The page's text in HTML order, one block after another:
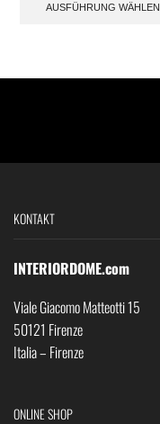
AUSFÜHRUNG WÄHLEN
KONTAKT
INTERIORDOME.com
Viale Giacomo Matteotti 15
50121 Firenze
Italia – Firenze
ONLINE SHOP